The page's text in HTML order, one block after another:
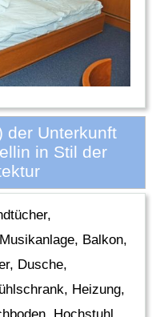
der Unterkunft
in Stil der
Balkon,
Dusche,
Heizung,